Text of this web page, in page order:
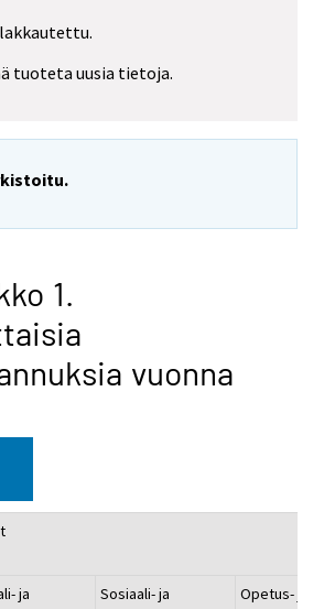
tuoteta uusia tietoja.
1.
vuonna
ja
Sosiaali- ja
Opetus- ja